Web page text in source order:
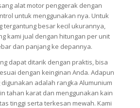
alat motor penggerak dengan
untuk menggunakan nya. Untuk
tergantung besar kecil ukurannya,
kami jual dengan hitungan per unit
dan panjang ke depannya.
dapat ditarik dengan praktis, bisa
dengan keinginan Anda. Adapun
adalah rangka Alumunium
tahan karat dan menggunakan kain
tinggi serta terkesan mewah. Kami